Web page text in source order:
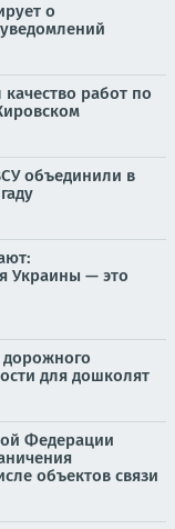
о
работ по
объединили в
Украины — это
для дошколят
Федерации
объектов связи